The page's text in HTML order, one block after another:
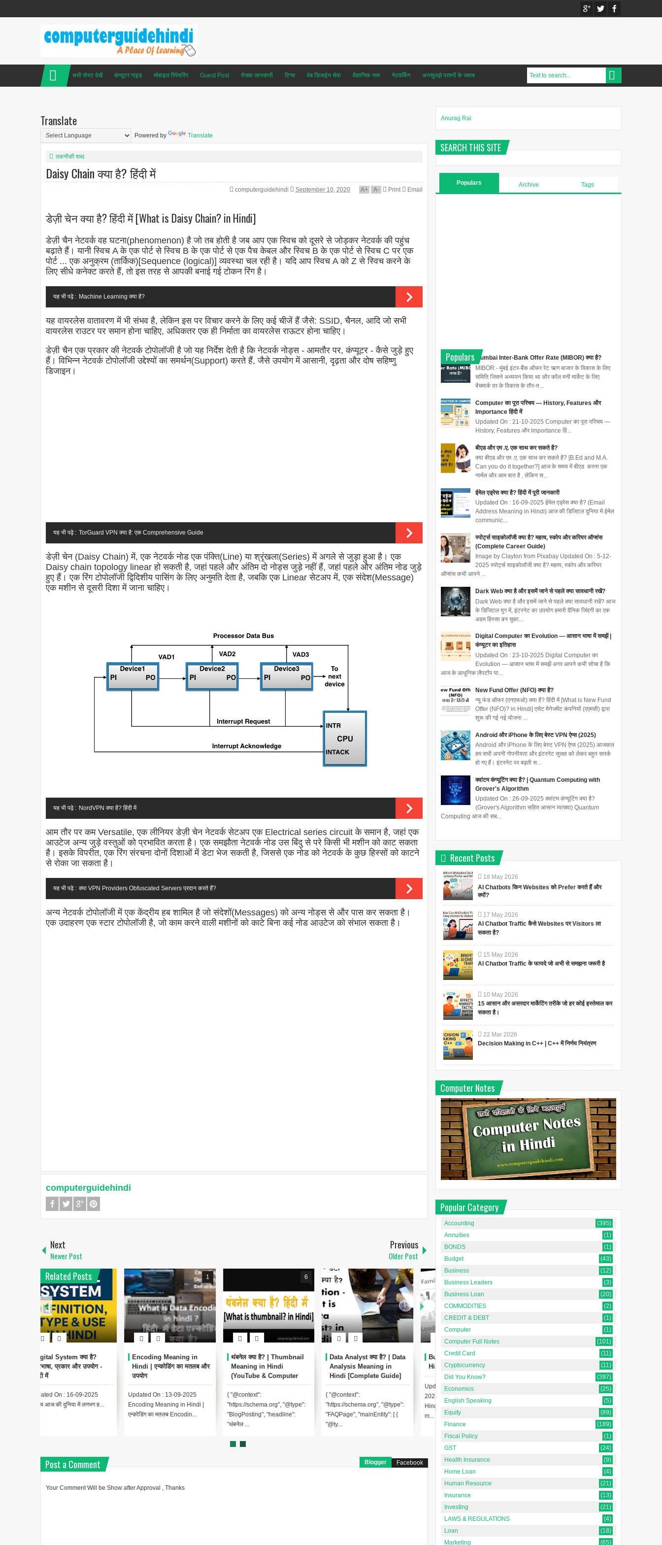
सभी पोस्ट देखें कंप्यूटर गाइड मोबाइल रिपेयरिंग Guest Post रोचक जानकारी टिप्स वेब डिजाईन सेवा वैज्ञानिक नाम नेटवर्किंग अनसुलझे प्रश्नों के जवाब
Translate
Powered by Translate
तकनीकी शब्द
Daisy Chain क्या है? हिंदी में
computerguidehindi September 10, 2020 A+ A- Print Email
डेज़ी चेन क्या है? हिंदी में [What is Daisy Chain? in Hindi]
डेज़ी चैन नेटवर्क वह घटना(phenomenon) है जो तब होती है जब आप एक स्विच को दूसरे से जोड़कर नेटवर्क की पहुंच
बढ़ाते हैं। यानी स्विच A के एक पोर्ट से स्विच B के एक पोर्ट से एक पैच केबल और स्विच B के एक पोर्ट से स्विच C पर एक
पोर्ट ... एक अनुक्रम (तार्किक)[Sequence (logical)] व्यवस्था चल रही है। यदि आप स्विच A को Z से स्विच करने के
लिए सीधे कनेक्ट करते हैं, तो इस तरह से आपकी बनाई गई टोकन रिंग है।
यह भी पढ़े : Machine Learning क्या है?
यह वायरलेस वातावरण में भी संभव है, लेकिन इस पर विचार करने के लिए कई चीजें हैं जैसे: SSID, चैनल, आदि जो सभी
वायरलेस राउटर पर समान होना चाहिए, अधिकतर एक ही निर्माता का वायरलेस राऊटर होना चाहिए।
डेज़ी चैन एक प्रकार की नेटवर्क टोपोलॉजी है जो यह निर्देश देती है कि नेटवर्क नोड्स - आमतौर पर, कंप्यूटर - कैसे जुड़े हुए
हैं। विभिन्न नेटवर्क टोपोलॉजी उद्देश्यों का समर्थन(Support) करते हैं, जैसे उपयोग में आसानी, दृढ़ता और दोष सहिष्णु
डिजाइन।
यह भी पढ़े : TorGuard VPN क्या है: एक Comprehensive Guide
डेज़ी चेन (Daisy Chain) में, एक नेटवर्क नोड एक पंक्ति(Line) या श्रृंखला(Series) में अगले से जुड़ा हुआ है। एक
Daisy chain topology linear हो सकती है, जहां पहले और अंतिम दो नोड्स जुड़े नहीं हैं, जहां पहले और अंतिम नोड जुड़े
हुए हैं। एक रिंग टोपोलॉजी द्विदिशीय पासिंग के लिए अनुमति देता है, जबकि एक Linear सेटअप में, एक संदेश(Message)
एक मशीन से दूसरी दिशा में जाना चाहिए।
यह भी पढ़े : NordVPN क्या है? हिंदी में
आम तौर पर कम Versatile, एक लीनियर डेज़ी चेन नेटवर्क सेटअप एक Electrical series circuit के समान है, जहां एक
आउटेज अन्य जुड़े वस्तुओं को प्रभावित करता है। एक समझौता नेटवर्क नोड उस बिंदु से परे किसी भी मशीन को काट सकता
है। इसके विपरीत, एक रिंग संरचना दोनों दिशाओं में डेटा भेज सकती है, जिससे एक नोड को नेटवर्क के कुछ हिस्सों को काटने
से रोका जा सकता है।
यह भी पढ़े : क्या VPN Providers Obfuscated Servers प्रदान करते हैं?
अन्य नेटवर्क टोपोलॉजी में एक केंद्रीय हब शामिल है जो संदेशों(Messages) को अन्य नोड्स से और पास कर सकता है।
एक उदाहरण एक स्टार टोपोलॉजी है, जो काम करने वाली मशीनों को काटे बिना कई नोड आउटेज को संभाल सकता है।
computerguidehindi
Next
Newer Post
Previous
Older Post
Related Posts 1
Encoding Meaning in
Hindi | एन्कोडिंग का मतलब और
उपयोग
Updated On : 13-09-2025
Encoding Meaning in Hindi |
थंबनेल क्या है? | Thumbnail
Meaning in Hindi
(YouTube & Computer
Example)
{ "@context":
"https://schema.org", "@type":
"BlogPosting", "headline":
Data Analyst क्या है? | Data
Analysis Meaning in
Hindi [Complete Guide]
{ "@context":
"https://schema.org", "@type":
"FAQPage", "mainEntity": [ {
"@ty...
Buffering Meaning in
Hindi | बफ़रिंग का मतलब
Updated on: 2 September
2025 Buffering Meaning in
Hindi | बफ़रिंग का मतलब Buffering
m...
Post a Comment Blogger Facebook
Your Comment Will be Show after Approval , Thanks
Anurag Rai
SEARCH THIS SITE
Populars Archive Tags
Populars
Mumbai Inter-Bank Offer Rate (MIBOR) क्या है?
MIBOR - मुंबई इंटर-बैंक ऑफर रेट ऋण बाजार के विकास के लिए
समिति जिसने अध्ययन किया था और कॉल मनी मार्केट के लिए
बेंचमार्क दर के विकास के तौर-त...
Computer का पूरा परिचय — History, Features और
Importance हिंदी में
Updated On : 21-10-2025 Computer का पूरा परिचय —
History, Features और Importance हिं...
बीएड और एम .ए. एक साथ कर सकते है?
क्या बीएड और एम .ए. एक साथ कर सकते है? [B.Ed and M.A.
Can you do it together?] आज के समय में बीएड करना एक
नार्मल और आम बात है , लेकिन स...
ईमेल एड्रेस क्या है? हिंदी में पूरी जानकारी
Updated On : 16-09-2025 ईमेल एड्रेस क्या है? (Email
Address Meaning in Hindi) आज की डिजिटल दुनिया में ईमेल
communic...
स्पोर्ट्स साइकोलॉजी क्या है? महत्व, स्कोप और करियर ऑप्शंस
(Complete Career Guide)
Image by Clayton from Pixabay Updated On : 5-12-
2025 स्पोर्ट्स साइकोलॉजी क्या है? महत्व, स्कोप और करियर
ऑप्शंस कभी आपने ...
Dark Web क्या है और इसमें जाने से पहले क्या सावधानी रखें?
Dark Web क्या है और इसमें जाने से पहले क्या सावधानी रखें? आज
के डिजिटल युग में, इंटरनेट का उपयोग हमारी दैनिक जिंदगी का एक
अहम हिस्सा बन चुका...
Digital Computer का Evolution — आसान भाषा में समझें |
कंप्यूटर का इतिहास
Updated On : 23-10-2025 Digital Computer का
Evolution — आसान भाषा में समझें अगर आपने कभी सोचा है कि
आज के आधुनिक लैपटॉप या...
New Fund Offer (NFO) क्या है?
न्यू फंड ऑफर (एनएफओ) क्या है? हिंदी में [What is New Fund
Offer (NFO)? in Hindi] एसेट मैनेजमेंट कंपनियों (एएमसी) द्वारा
शुरू की गई नई योजना ...
Android और iPhone के लिए बेस्ट VPN ऐप्स (2025)
Android और iPhone के लिए बेस्ट VPN ऐप्स (2025) आजकल
हम सभी अपनी गोपनीयता और इंटरनेट सुरक्षा को लेकर बहुत सतर्क
हो गए हैं। इंटरनेट पर बढ़ती स...
क्वांटम कंप्यूटिंग क्या है? | Quantum Computing with
Grover's Algorithm
Updated On : 26-09-2025 क्वांटम कंप्यूटिंग क्या है?
(Grover's Algorithm सहित आसान व्याख्या) Quantum
Computing आज की सब...
Recent Posts
18 May 2026
AI Chatbots किन Websites को Prefer करते हैं और
क्यों?
17 May 2026
AI Chatbot Traffic कैसे Websites पर Visitors ला
सकता है?
15 May 2026
AI Chatbot Traffic के फायदे जो अभी से समझना जरूरी है
10 May 2026
15 आसान और असरदार मार्केटिंग तरीके जो हर कोई इस्तेमाल कर
सकता है।
22 Mar 2026
Decision Making in C++ | C++ में निर्णय नियंत्रण
Computer Notes
Popular Category
Accounting
(395)
Annuities
(1)
BONDS
(1)
Budget
(43)
Business
(12)
Business Leaders
(3)
Business Loan
(20)
COMMODITIES
(2)
CREDIT & DEBT
(1)
Computer
(1)
Computer Full Notes
(101)
Credit Card
(11)
Cryptocurrency
(11)
Did You Know?
(397)
Economics
(25)
English Speaking
(5)
Equity
(89)
Finance
(189)
Fiscal Policy
(1)
GST
(24)
Health Insurance
(9)
Home Loan
(4)
Human Resource
(21)
Insurance
(13)
Investing
(21)
LAWS & REGULATIONS
(4)
Loan
(18)
Marketing
(65)